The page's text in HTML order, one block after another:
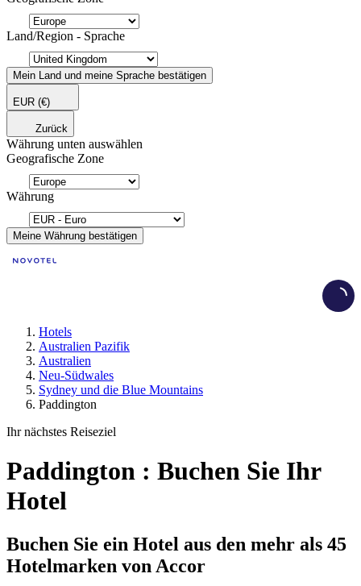
Land/Region - Sprache
Mein Land und meine Sprache bestätigen
EUR (€)
Zurück
Währung unten auswählen
Geografische Zone
Währung
Meine Währung bestätigen
Hotels
Australien Pazifik
Australien
Neu-Südwales
Sydney und die Blue Mountains
Paddington
Ihr nächstes Reiseziel
Paddington : Buchen Sie Ihr
Hotel
Buchen Sie ein Hotel aus den mehr als 45
Hotelmarken von Accor